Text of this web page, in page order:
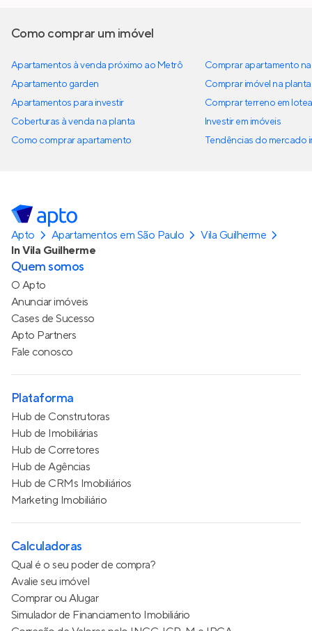
Como comprar um imóvel
Apartamentos à venda próximo ao Metrô
Apartamento garden
Apartamentos para investir
Coberturas à venda na planta
Como comprar apartamento
Comprar apartamento
Comprar imóvel na planta
Comprar terreno em
Investir em imóveis
Tendências do mercado
Apto Apartamentos em São Paulo
Vila Guilherme
In Vila Guilherme
Quem somos
O Apto
Anunciar imóveis
Cases de Sucesso
Apto Partners
Fale conosco
Plataforma
Hub de Construtoras
Hub de Imobiliárias
Hub de Corretores
Hub de Agências
Hub de CRMs Imobiliários
Marketing Imobiliário
Calculadoras
Qual é o seu poder de compra?
Avalie seu imóvel
Comprar ou Alugar
Simulador de Financiamento Imobiliário